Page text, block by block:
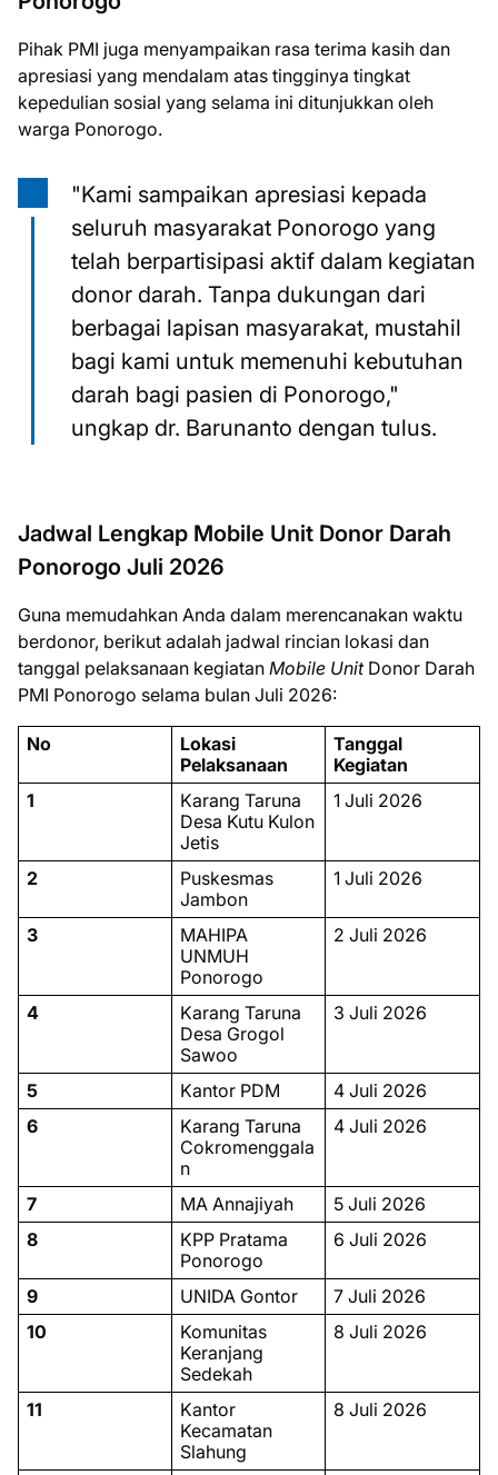
Pihak PMI juga menyampaikan rasa terima kasih dan
apresiasi yang mendalam atas tingginya tingkat
kepedulian sosial yang selama ini ditunjukkan oleh
warga Ponorogo.
"Kami sampaikan apresiasi kepada
seluruh masyarakat Ponorogo yang
telah berpartisipasi aktif dalam kegiatan
donor darah. Tanpa dukungan dari
berbagai lapisan masyarakat, mustahil
bagi kami untuk memenuhi kebutuhan
darah bagi pasien di Ponorogo,"
ungkap dr. Barunanto dengan tulus.
Jadwal Lengkap Mobile Unit Donor Darah
Ponorogo Juli 2026
Guna memudahkan Anda dalam merencanakan waktu
berdonor, berikut adalah jadwal rincian lokasi dan
tanggal pelaksanaan kegiatan Mobile UnitDonor Darah
PMI Ponorogo selama bulan Juli 2026:
No
Lokasi
Pelaksanaan
Tanggal
Kegiatan
1
Karang Taruna
Desa Kutu Kulon
Jetis
1 Juli 2026
2
Puskesmas
Jambon
1 Juli 2026
3
MAHIPA
UNMUH
Ponorogo
2 Juli 2026
4
Karang Taruna
Desa Grogol
Sawoo
3 Juli 2026
5 Kantor PDM
4 Juli 2026
6
Karang Taruna
Cokromenggala
n
4 Juli 2026
7 MA Annajiyah
5 Juli 2026
8
KPP Pratama
Ponorogo
6 Juli 2026
9 UNIDA Gontor
7 Juli 2026
10
Komunitas
Keranjang
Sedekah
8 Juli 2026
11
Kantor
Kecamatan
Slahung
8 Juli 2026